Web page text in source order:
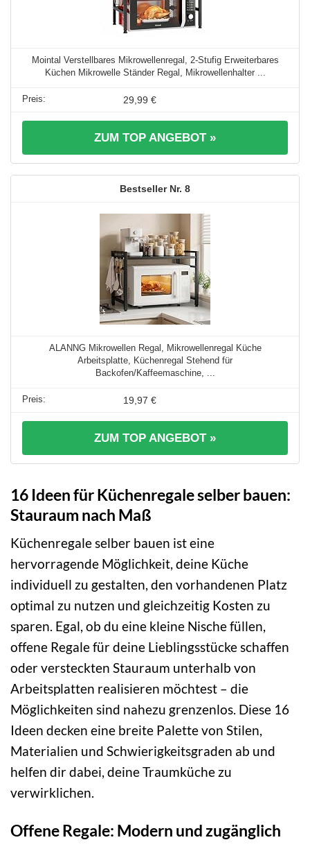
Mointal Verstellbares Mikrowellenregal, 2-Stufig Erweiterbares
Küchen Mikrowelle Ständer Regal, Mikrowellenhalter ...
29,99 €
ZUM TOP ANGEBOT »
8
ALANNG Mikrowellen Regal, Mikrowellenregal Küche
Arbeitsplatte, Küchenregal Stehend für
Backofen/Kaffeemaschine, ...
19,97 €
ZUM TOP ANGEBOT »
16 Ideen für Küchenregale selber bauen:
Stauraum nach Maß
Küchenregale selber bauen ist eine
hervorragende Möglichkeit, deine Küche
individuell zu gestalten, den vorhandenen Platz
optimal zu nutzen und gleichzeitig Kosten zu
sparen. Egal, ob du eine kleine Nische füllen,
offene Regale für deine Lieblingsstücke schaffen
oder versteckten Stauraum unterhalb von
Arbeitsplatten realisieren möchtest – die
Möglichkeiten sind nahezu grenzenlos. Diese 16
Ideen decken eine breite Palette von Stilen,
Materialien und Schwierigkeitsgraden ab und
helfen dir dabei, deine Traumküche zu
verwirklichen.
Offene Regale: Modern und zugänglich